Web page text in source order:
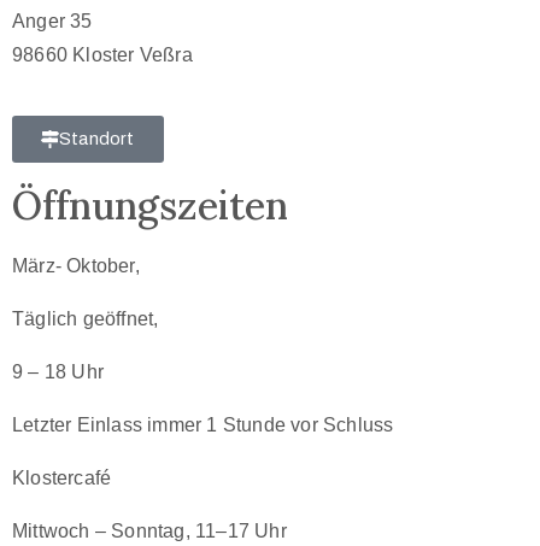
Anger 35
98660 Kloster Veßra
Standort
Öffnungszeiten
März- Oktober,
Täglich geöffnet,
9 – 18 Uhr
Letzter Einlass immer 1 Stunde vor Schluss
Klostercafé
Mittwoch – Sonntag, 11–17 Uhr